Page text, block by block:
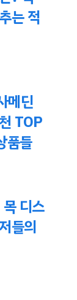
는 적
메딘
TOP
품들
디스
들의